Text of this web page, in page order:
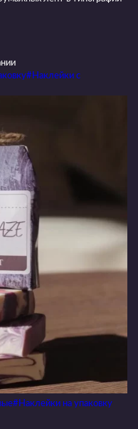
#Наклейки с
#Наклейки на упаковку